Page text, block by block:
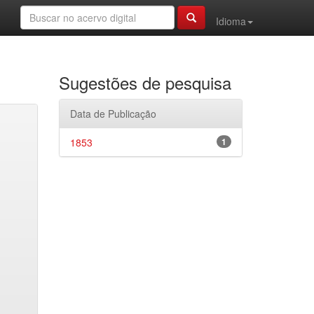
Idioma
Sugestões de pesquisa
Data de Publicação
1
1853